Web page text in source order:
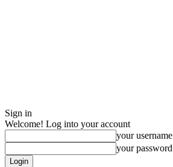
Sign in
Welcome! Log into your account
your username
your password